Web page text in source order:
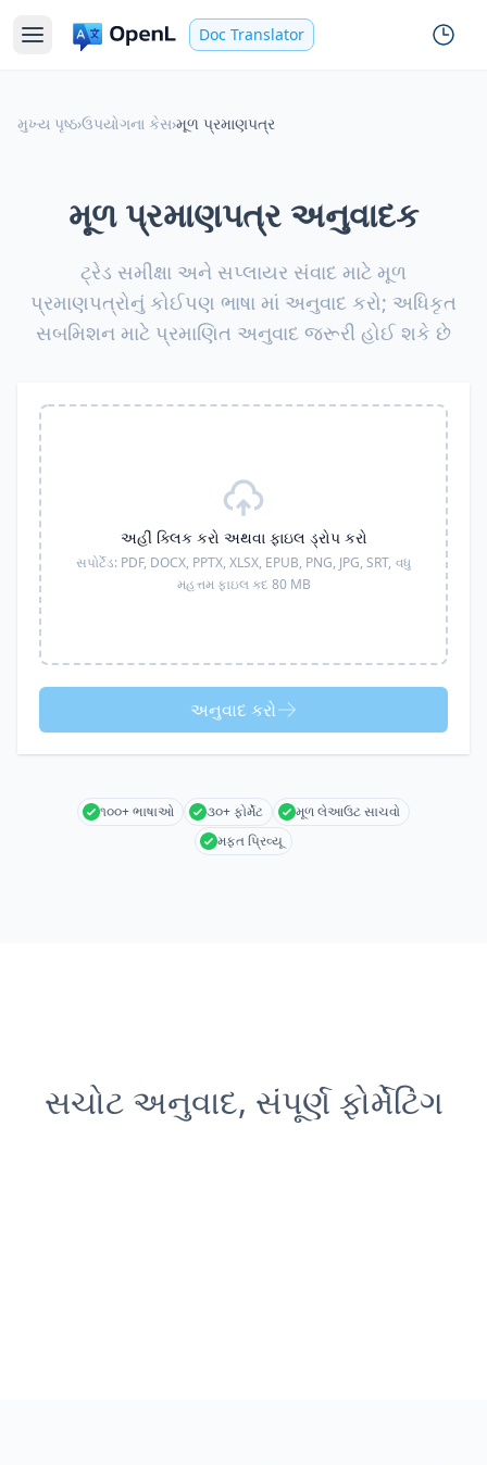
Doc Translator
મુખ્ય પૃષ્ઠ›ઉપયોગના કેસ›મૂળ પ્રમાણપત્ર
મૂળ પ્રમાણપત્ર અનુવાદક
ટ્રેડ સમીક્ષા અને સપ્લાયર સંવાદ માટે મૂળ
પ્રમાણપત્રોનું કોઈપણ ભાષા માં અનુવાદ કરો; અધિકૃત
સબમિશન માટે પ્રમાણિત અનુવાદ જરૂરી હોઈ શકે છે
અહીં ક્લિક કરો અથવા ફાઇલ ડ્રોપ કરો
સપોર્ટેડ: PDF, DOCX, PPTX, XLSX, EPUB, PNG, JPG, SRT, વધુ
મહત્તમ ફાઇલ કદ 80 MB
અનુવાદ કરો
૧૦૦+ ભાષાઓ ૩૦+ ફોર્મેટ
મૂળ લેઆઉટ સાચવો
મફત પ્રિવ્યૂ
સચોટ અનુવાદ, સંપૂર્ણ ફોર્મેટિંગ